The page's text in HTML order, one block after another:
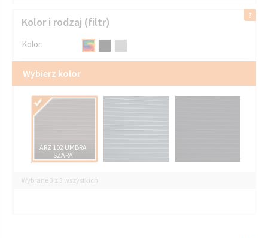
Kolor i rodzaj (filtr)
Kolor:
Wybierz kolor
ARZ 102 UMBRA
SZARA
Wybrane 3 z 3 wszystkich